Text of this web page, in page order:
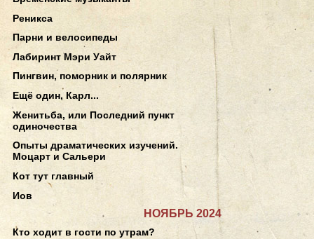
Реникса
Парни и велосипеды
Лабиринт Мэри Уайт
Пингвин, поморник и полярник
Ещё один, Карл...
Женитьба, или Последний пункт
одиночества
Опыты драматических изучений.
Моцарт и Сальери
Кот тут главный
Иов
НОЯБРЬ 2024
Кто ходит в гости по утрам?